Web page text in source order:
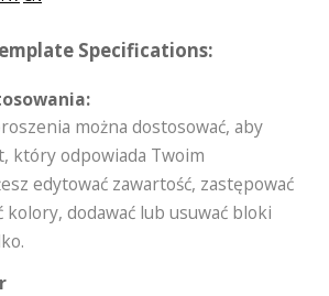
Specifications:
można dostosować, aby
który odpowiada Twoim
edytować zawartość, zastępować
kolory, dodawać lub usuwać bloki